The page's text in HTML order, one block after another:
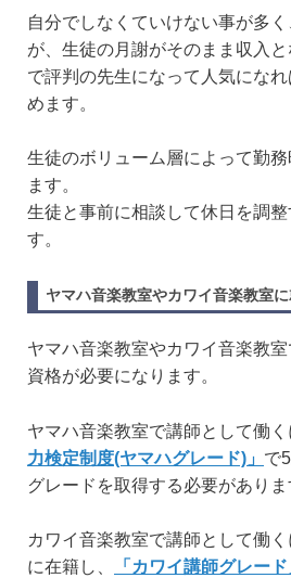
自分でしなくていけない事が多
が、生徒の月謝がそのまま収入
で評判の先生になって人気にな
めます。
生徒のボリューム層によって勤
ます。
生徒と事前に相談して休日を調整
す。
ヤマハ音楽教室やカワイ音楽教室
ヤマハ音楽教室やカワイ音楽教
資格が必要になります。
ヤマハ音楽教室で講師として働く
力検定制度(ヤマハグレード)」 で
グレードを取得する必要がありま
カワイ音楽教室で講師として働
に在籍し、
「カワイ講師グレード